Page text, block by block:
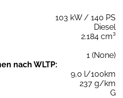
103 kW / 140 PS
Diesel
2.184 cm³
1 (None)
nach WLTP:
9,0 l/100km
237 g/km
G